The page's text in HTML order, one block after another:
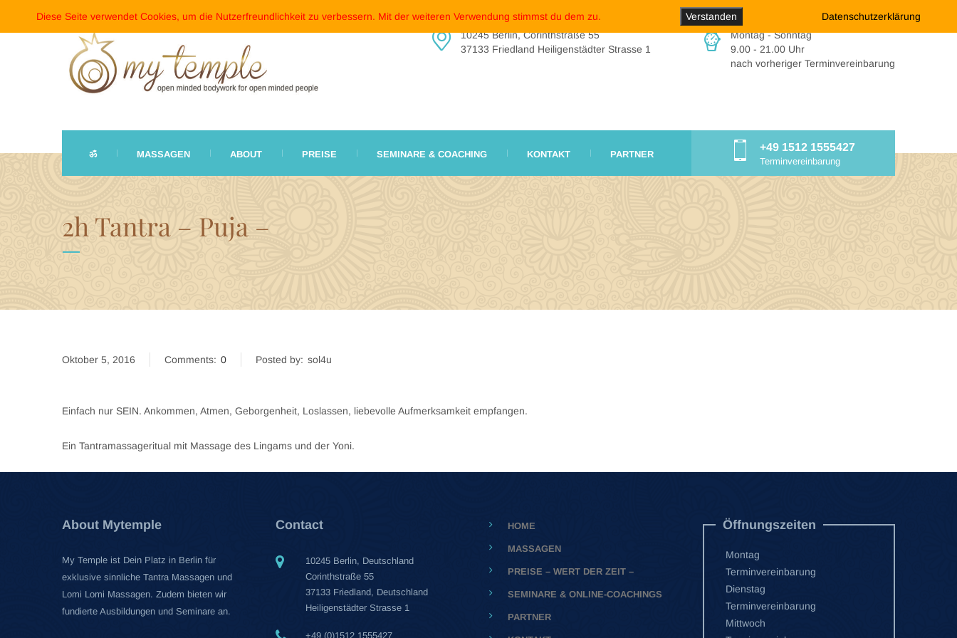
Montag - Sonntag
9.00 - 21.00 Uhr
nach vorheriger Terminvereinbarung
10245 Berlin, Corinthstraße 55
37133 Friedland Heiligenstädter Strasse 1
ॐ MASSAGEN ABOUT PREISE SEMINARE & COACHING KONTAKT PARTNER
+49 1512 1555427
Terminvereinbarung
2h Tantra – Puja –
Oktober 5, 2016 Comments: 0 Posted by: sol4u
Einfach nur SEIN. Ankommen, Atmen, Geborgenheit, Loslassen, liebevolle Aufmerksamkeit empfangen.
Ein Tantramassageritual mit Massage des Lingams und der Yoni.
About Mytemple
My Temple ist Dein Platz in Berlin für
exklusive sinnliche Tantra Massagen und
Lomi Lomi Massagen. Zudem bieten wir
fundierte Ausbildungen und Seminare an.
Contact
10245 Berlin, Deutschland
Corinthstraße 55
37133 Friedland, Deutschland
Heiligenstädter Strasse 1
+49 (0)1512 1555427
HOME
MASSAGEN
PREISE – WERT DER ZEIT –
SEMINARE & ONLINE-COACHINGS
PARTNER
Öffnungszeiten
Montag
Terminvereinbarung
Dienstag
Terminvereinbarung
Mittwoch
Diese Seite verwendet Cookies, um die Nutzerfreundlichkeit zu verbessern. Mit der weiteren Verwendung stimmst du dem zu. Verstanden Datenschutzerklärung